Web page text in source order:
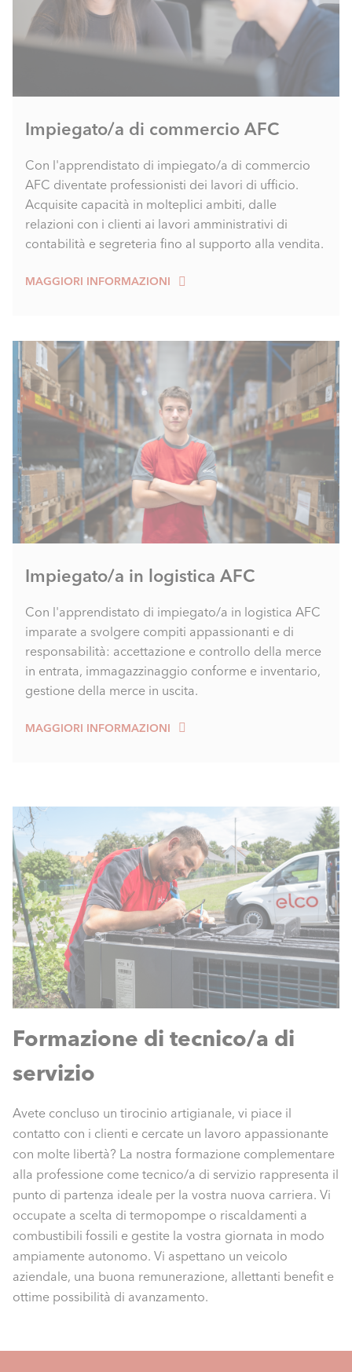
Impiegato/a di commercio AFC
Con l'apprendistato di impiegato/a di commercio
AFC diventate professionisti dei lavori di ufficio.
Acquisite capacità in molteplici ambiti, dalle
relazioni con i clienti ai lavori amministrativi di
contabilità e segreteria fino al supporto alla vendita.
MAGGIORI INFORMAZIONI
Impiegato/a in logistica AFC
Con l'apprendistato di impiegato/a in logistica AFC
imparate a svolgere compiti appassionanti e di
responsabilità: accettazione e controllo della merce
in entrata, immagazzinaggio conforme e inventario,
gestione della merce in uscita.
MAGGIORI INFORMAZIONI
Formazione di tecnico/a di
servizio
Avete concluso un tirocinio artigianale, vi piace il
contatto con i clienti e cercate un lavoro appassionante
con molte libertà? La nostra formazione complementare
alla professione come tecnico/a di servizio rappresenta il
punto di partenza ideale per la vostra nuova carriera. Vi
occupate a scelta di termopompe o riscaldamenti a
combustibili fossili e gestite la vostra giornata in modo
ampiamente autonomo. Vi aspettano un veicolo
aziendale, una buona remunerazione, allettanti benefit e
ottime possibilità di avanzamento.